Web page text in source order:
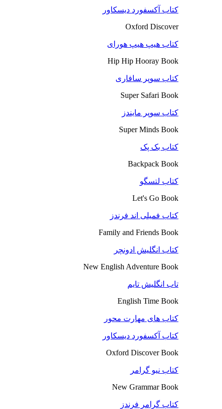
کتاب آکسفورد دیسکاور
Oxford Discover
کتاب هیپ هیپ هورای
Hip Hip Hooray Book
کتاب سوپر سافاری
Super Safari Book
کتاب سوپر مایندز
Super Minds Book
کتاب بک پک
Backpack Book
کتاب لتسگو
Let's Go Book
کتاب فمیلی اند فرندز
Family and Friends Book
کتاب انگلیش ادونچر
New English Adventure Book
تاب انگلیش تایم
English Time Book
کتاب های مهارت محور
کتاب آکسفورد دیسکاور
Oxford Discover Book
کتاب نیو گرامر
New Grammar Book
کتاب گرامر فرندز